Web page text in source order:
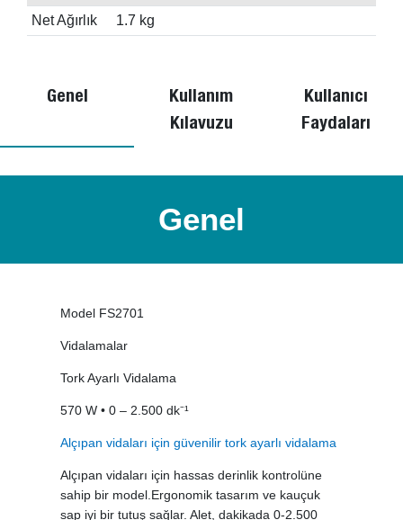
Net Ağırlık
1.7 kg
Genel
Kullanım
Kılavuzu
Kullanıcı
Faydaları
Genel
Model FS2701
Vidalamalar
Tork Ayarlı Vidalama
570 W • 0 – 2.500 dk⁻¹
Alçıpan vidaları için güvenilir tork ayarlı vidalama
Alçıpan vidaları için hassas derinlik kontrolüne
sahip bir model.Ergonomik tasarım ve kauçuk
sap iyi bir tutuş sağlar. Alet, dakikada 0-2.500